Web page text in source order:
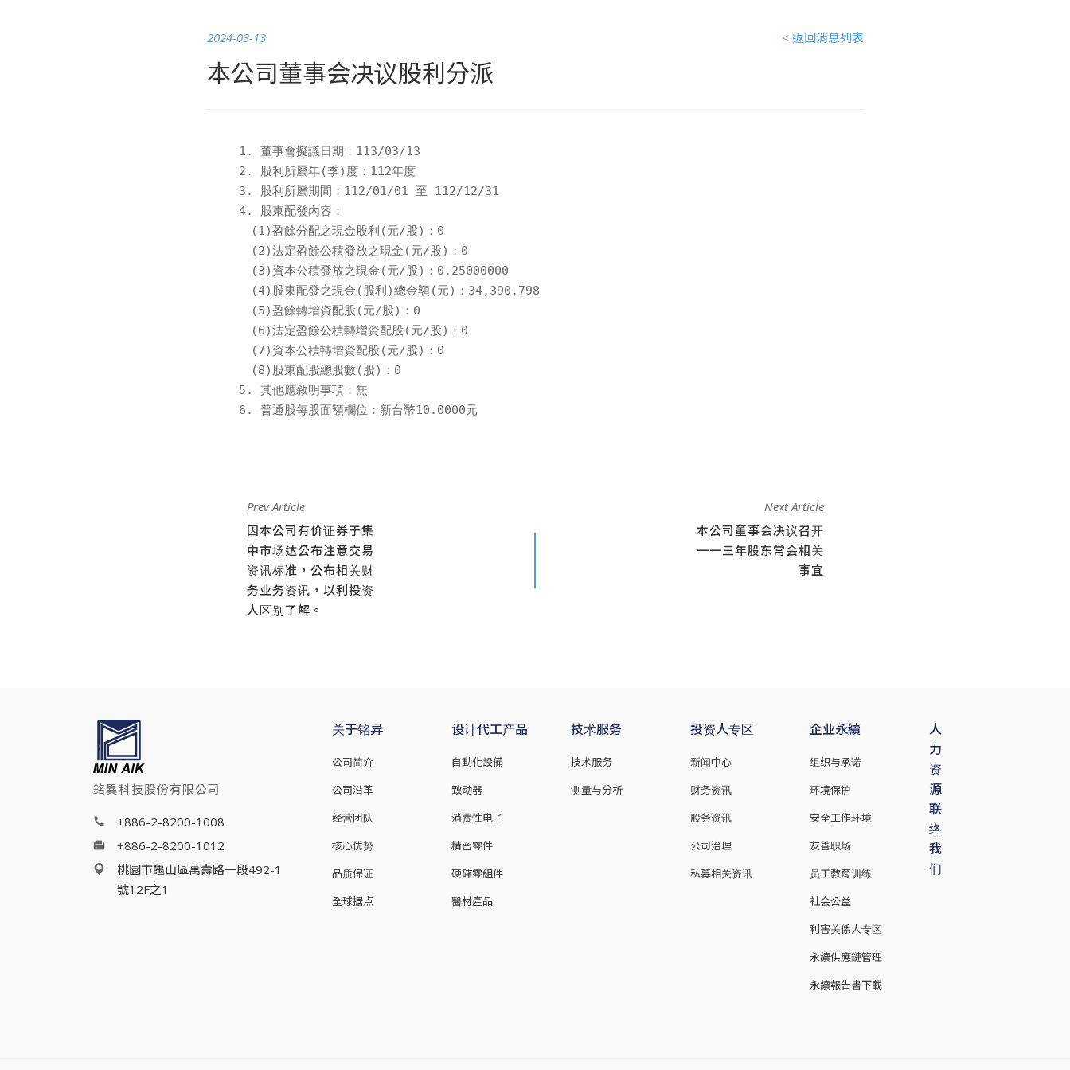
2024-03-13 < 返回消息列表
本公司董事会决议股利分派
1. 董事會擬議日期：113/03/13
2. 股利所屬年(季)度：112年度
3. 股利所屬期間：112/01/01 至 112/12/31
4. 股東配發內容：
(1)盈餘分配之現金股利(元/股)：0
(2)法定盈餘公積發放之現金(元/股)：0
(3)資本公積發放之現金(元/股)：0.25000000
(4)股東配發之現金(股利)總金額(元)：34,390,798
(5)盈餘轉增資配股(元/股)：0
(6)法定盈餘公積轉增資配股(元/股)：0
(7)資本公積轉增資配股(元/股)：0
(8)股東配股總股數(股)：0
5. 其他應敘明事項：無
6. 普通股每股面額欄位：新台幣10.0000元
Prev Article
因本公司有价证券于集
中市场达公布注意交易
资讯标准，公布相关财
务业务资讯，以利投资
人区别了解。
Next Article
本公司董事会决议召开
一一三年股东常会相关
事宜
銘異科技股份有限公司
+886-2-8200-1008
+886-2-8200-1012
桃園市龜山區萬壽路一段492-1
號12F之1
关于铭异
公司简介
公司沿革
经营团队
核心优势
品质保证
全球据点
设计代工产品
自動化設備
致动器
消费性电子
精密零件
硬碟零組件
醫材產品
技术服务
技术服务
测量与分析
投资人专区
新闻中心
财务资讯
股务资讯
公司治理
私募相关资讯
企业永續
组织与承诺
环境保护
安全工作环境
友善职场
员工教育训练
社会公益
利害关係人专区
永續供應鏈管理
永續報告書下載
人
力
资
源
联
络
我
们